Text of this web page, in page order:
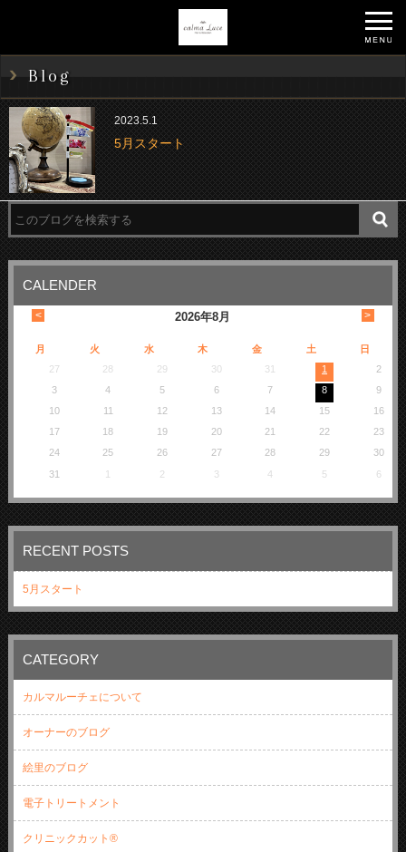
Blog
2023.5.1
5月スタート
CALENDER
2026年8月
< >
月 火 水 木 金 土
日
27
28 29 30 31 1
2
3
4 5 6 7 8
9
10
11 12 13 14 15
16
17
18 19 20 21 22
23
24
25 26 27 28 29
30
31
1 2 3 4 5 6
RECENT POSTS
5月スタート
CATEGORY
カルマルーチェについて
オーナーのブログ
絵里のブログ
電子トリートメント
クリニックカット®